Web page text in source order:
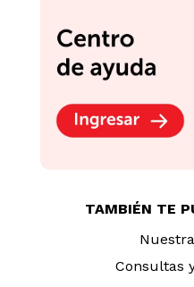
TAMBIÉN TE
Consultas